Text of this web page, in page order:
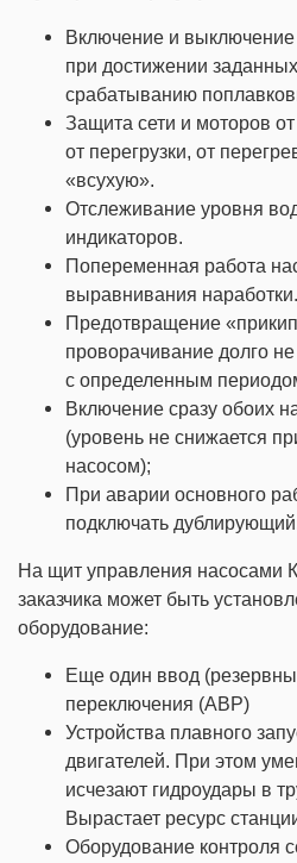
Включение и
при достижении
срабатыванию
Защита сети и моторов
от перегрузки, от
«всухую».
Отслеживание уровня
индикаторов.
Попеременная работа
выравнивания наработки.
Предотвращение
проворачивание долго
с определенным
Включение сразу обоих
(уровень не снижается
насосом);
При аварии основного
подключать
На щит управления насосами
заказчика может быть
оборудование:
Еще один ввод
переключения (АВР)
Устройства плавного
двигателей. При этом
исчезают гидроудары в
Вырастает ресурс
Оборудование контроля